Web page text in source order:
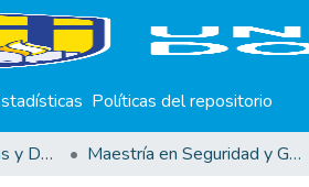
Políticas del repositorio
Trabajos de Maestrías y Doctorados Maestría en Seguridad y Gestión de Riesgos Informáticos